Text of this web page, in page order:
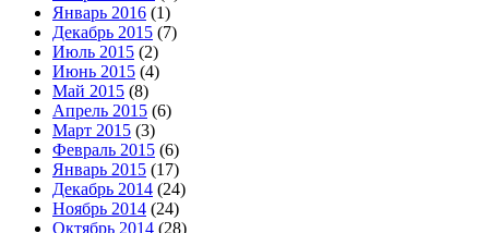
Январь 2016 (1)
Декабрь 2015 (7)
Июль 2015 (2)
Июнь 2015 (4)
Май 2015 (8)
Апрель 2015 (6)
Март 2015 (3)
Февраль 2015 (6)
Январь 2015 (17)
Декабрь 2014 (24)
Ноябрь 2014 (24)
Октябрь 2014 (28)